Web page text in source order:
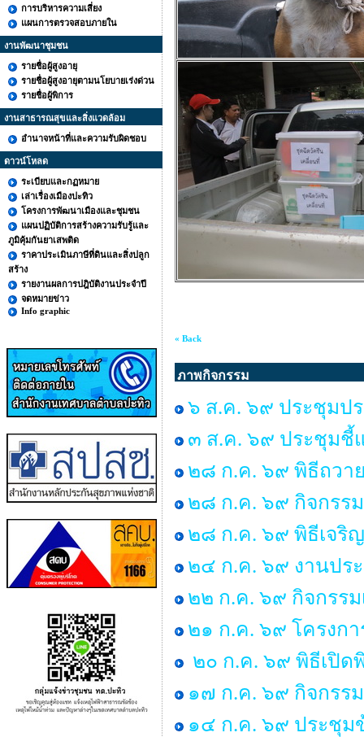
การบริหารความเสี่ยง
แผนการตรวจสอบภายใน
งานพัฒนาชุมชน
รายชื่อผู้สูงอายุ
รายชื่อผู้สูงอายุตามนโยบายเร่งด่วน
รายชื่อผู้พิการ
งานสาธารณสุขและสิ่งแวดล้อม
อำนาจหน้าที่และความรับผิดชอบ
ดาวน์โหลด
ระเบียบและกฏหมาย
เล่าเรื่องเมืองปะทิว
โครงการพัฒนาเมืองและชุมชน
แผนปฏิบัติการสร้างความรับรู้และ
ภูมิคุ้มกันยาเสพติด
ราคาประเมินภาษีที่ดินและสิ่งปลูก
สร้าง
รายงานผลการปฎิบัติงานประจำปี
จดหมายข่าว
Info graphic
« Back
ภาพกิจกรรม
๖ ส.ค. ๖๙ ประชุมป
๓ ส.ค. ๖๙ ประชุมชี้
๒๘ ก.ค. ๖๙ พิธีถวา
๒๘ ก.ค. ๖๙ กิจกรร
๒๘ ก.ค. ๖๙ พิธีเจริ
๒๔ ก.ค. ๖๙ งานปร
๒๒ ก.ค. ๖๙ กิจกรร
๒๑ ก.ค. ๖๙ โครงก
๒๐ ก.ค. ๖๙ พิธีเปิ
๑๗ ก.ค. ๖๙ กิจกรร
๑๔ ก.ค. ๖๙ ประชุม